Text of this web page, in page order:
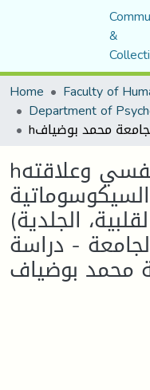
&
Home
Department of
hلاغتراب النفسي وعلاقته
الجلدية)
- دراسة
محمد بوضياف